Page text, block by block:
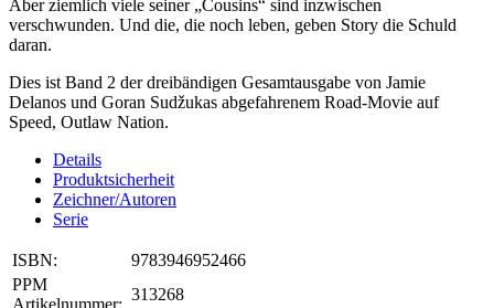
Aber ziemlich viele seiner „Cousins“ sind inzwischen
verschwunden. Und die, die noch leben, geben Story die Schuld
daran.
Dies ist Band 2 der dreibändigen Gesamtausgabe von Jamie
Delanos und Goran Sudžukas abgefahrenem Road-Movie auf
Speed, Outlaw Nation.
Details
Produktsicherheit
Zeichner/Autoren
Serie
ISBN:
9783946952466
PPM
313268